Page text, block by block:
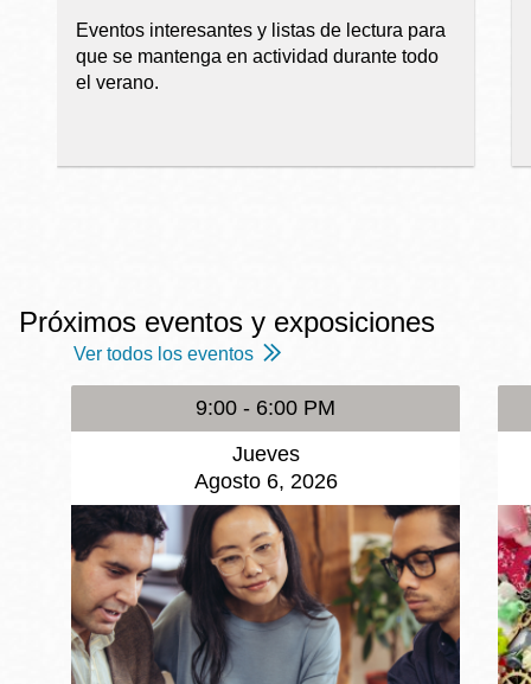
Eventos interesantes y listas de lectura para
que se mantenga en actividad durante todo
el verano.
Próximos eventos y exposiciones
Ver todos los eventos
9:00 - 6:00 PM
Jueves
Agosto 6, 2026